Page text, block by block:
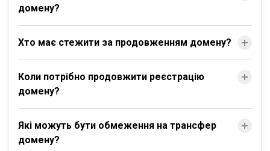
домену?
Хто має стежити за продовженням домену?
Коли потрібно продовжити реєстрацію
домену?
Які можуть бути обмеження на трансфер
домену?